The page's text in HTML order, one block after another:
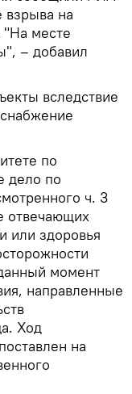
взрыва на
"На месте
– добавил
вследствие
по
дело по
ч. 3
отвечающих
или здоровья
момент
направленные
Ход
на